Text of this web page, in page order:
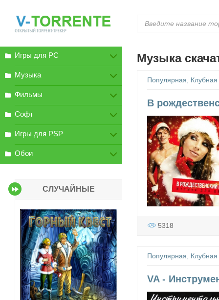
Музыка
Популярная, Клубная
В
5318
Популярная, Клубная
VA -
Игры для PC
Музыка
Фильмы
Софт
Игры для PSP
Обои
СЛУЧАЙНЫЕ